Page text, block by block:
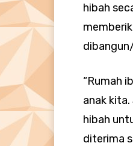
hibah
“Rumah
anak
hibah
diterima